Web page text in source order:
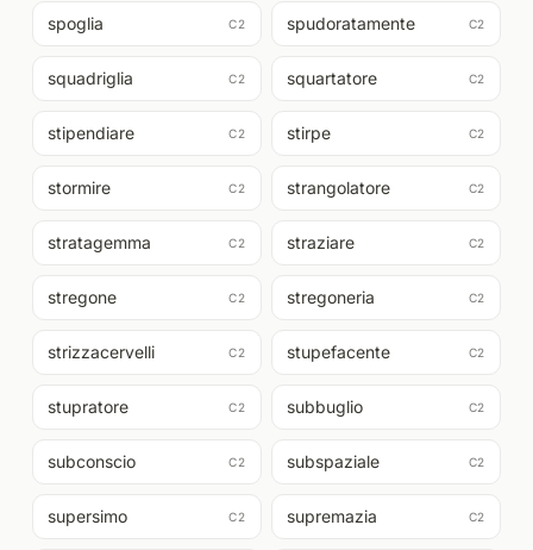
spoglia C2 spudoratamente C2
squadriglia C2 squartatore C2
stipendiare C2 stirpe C2
stormire C2 strangolatore C2
stratagemma C2 straziare C2
stregone C2 stregoneria C2
strizzacervelli C2 stupefacente C2
stupratore C2 subbuglio C2
subconscio C2 subspaziale C2
supersimo C2 supremazia C2